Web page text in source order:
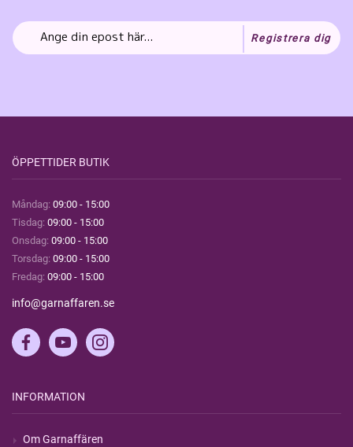
Registrera dig
ÖPPETTIDER BUTIK
Måndag: 09:00 - 15:00
Tisdag: 09:00 - 15:00
Onsdag: 09:00 - 15:00
Torsdag: 09:00 - 15:00
Fredag: 09:00 - 15:00
info@garnaffaren.se
INFORMATION
Om Garnaffären